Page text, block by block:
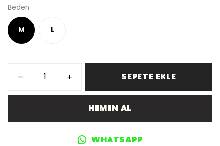
Beden
M L
SEPETE EKLE
HEMEN AL
WHATSAPP